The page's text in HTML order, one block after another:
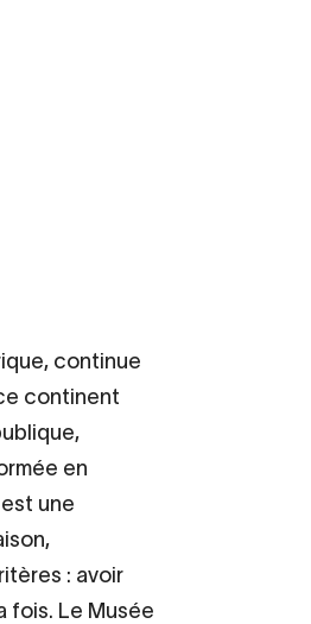
continue
continent
en
une
: avoir
fois. Le Musée